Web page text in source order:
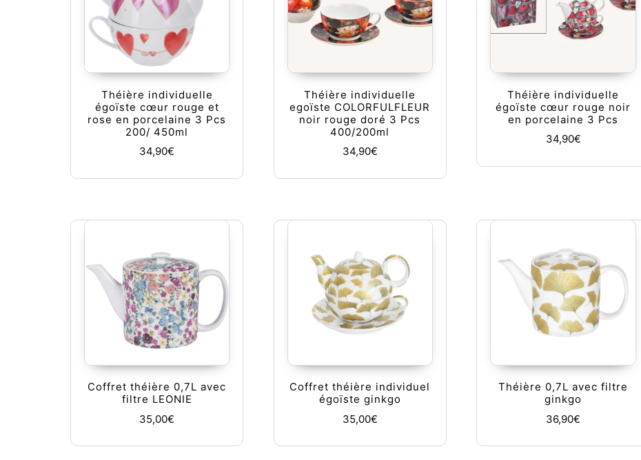
Théière individuelle
égoïste cœur rouge et
rose en porcelaine 3 Pcs
200/ 450ml
34,90€
Théière individuelle
egoïste COLORFULFLEUR
noir rouge doré 3 Pcs
400/200ml
34,90€
Théière individuelle
égoïste cœur rouge noir
en porcelaine 3 Pcs
34,90€
Coffret théière 0,7L avec
filtre LEONIE
35,00€
Coffret théière individuel
égoïste ginkgo
35,00€
Théière 0,7L avec filtre
ginkgo
36,90€